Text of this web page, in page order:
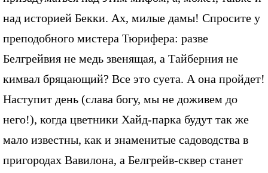
над историей Бекки. Ах, милые дамы! Спросите у
преподобного мистера Тюрифера: разве
Белгрейвия не медь звенящая, а Тайберния не
кимвал бряцающий? Все это суета. А она пройдет!
Наступит день (слава богу, мы не доживем до
него!), когда цветники Хайд-парка будут так же
мало известны, как и знаменитые садоводства в
пригородах Вавилона, а Белгрейв-сквер станет